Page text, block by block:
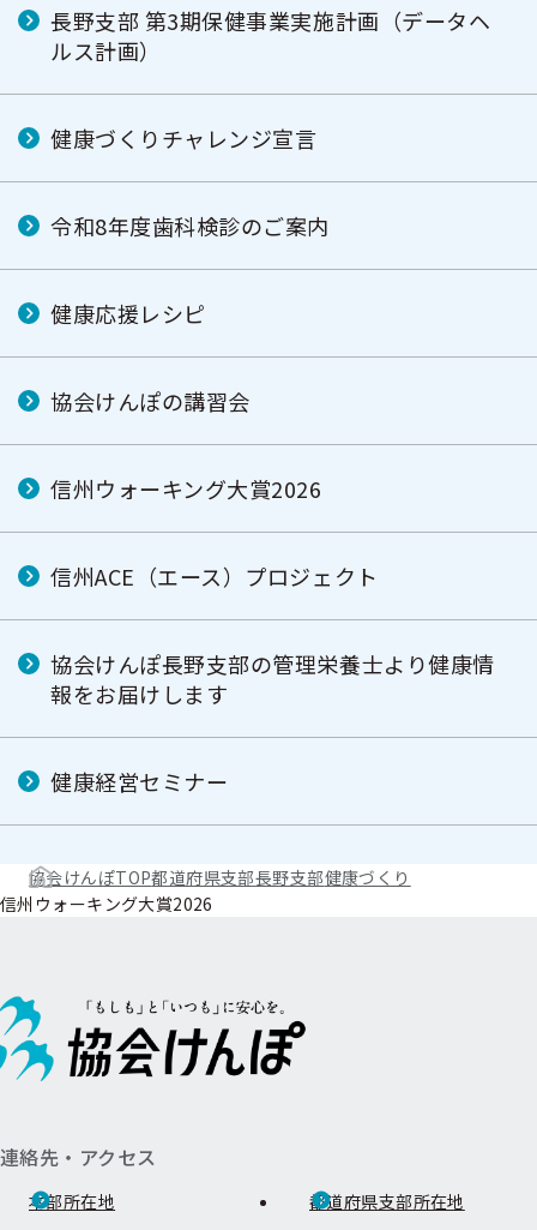
長野支部 第3期保健事業実施計画（データヘ
ルス計画）
健康づくりチャレンジ宣言
令和8年度歯科検診のご案内
健康応援レシピ
協会けんぽの講習会
信州ウォーキング大賞2026
信州ACE（エース）プロジェクト
協会けんぽ長野支部の管理栄養士より健康情
報をお届けします
健康経営セミナー
協会けんぽTOP都道府県支部長野支部健康づくり
信州ウォーキング大賞2026
連絡先・アクセス
本部所在地 都道府県支部所在地